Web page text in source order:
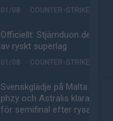
01/08 COUNTER-STRIKE
Officiellt: Stjärnduon del
av ryskt superlag
01/08 COUNTER-STRIKE
Svenskglädje på Malta:
phzy och Astralis klara
för semifinal efter rysare